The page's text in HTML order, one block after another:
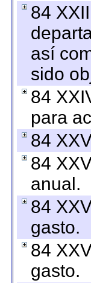
84
así
sido
84
para
84
84
anual.
84
gasto.
84
gasto.